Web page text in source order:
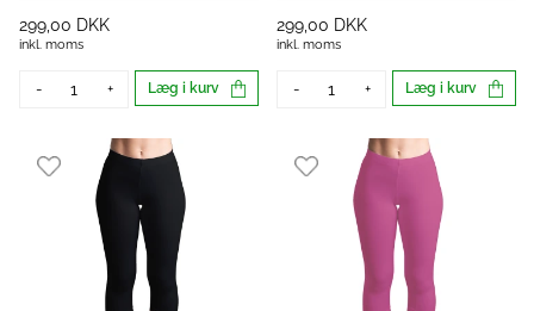
299,00 DKK
inkl. moms
- + Læg i kurv
299,00 DKK
inkl. moms
- + Læg i kurv